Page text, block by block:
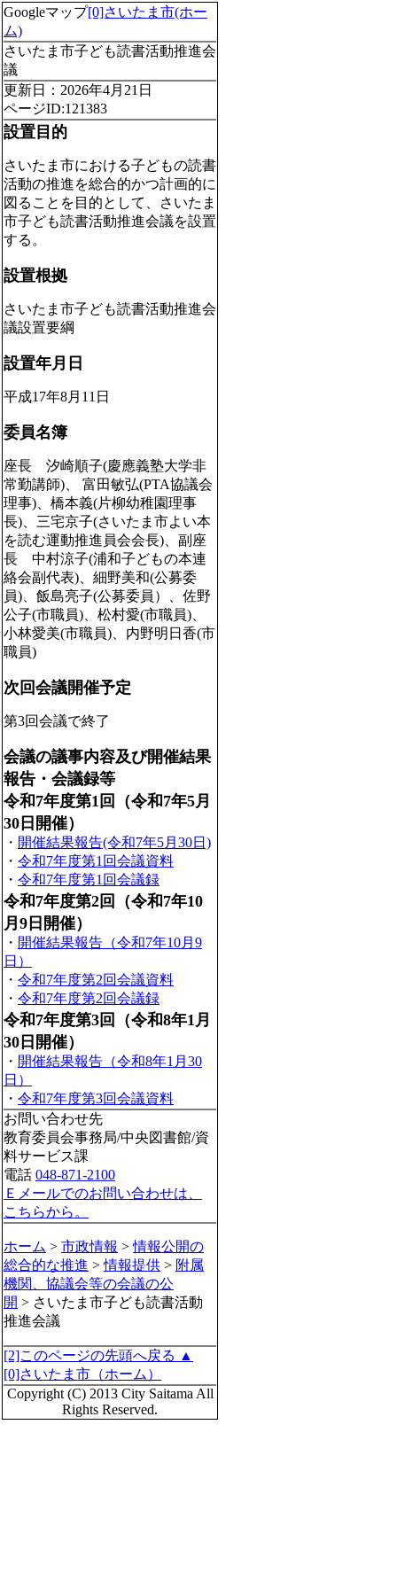
Googleマップ[0]さいたま市(ホー
ム)
さいたま市子ども読書活動推進会
議
更新日：2026年4月21日
ページID:121383
設置目的
さいたま市における子どもの読書
活動の推進を総合的かつ計画的に
図ることを目的として、さいたま
市子ども読書活動推進会議を設置
する。
設置根拠
さいたま市子ども読書活動推進会
議設置要綱
設置年月日
平成17年8月11日
委員名簿
座長 汐崎順子(慶應義塾大学非
常勤講師)、 富田敏弘(PTA協議会
理事)、橋本義(片柳幼稚園理事
長)、三宅京子(さいたま市よい本
を読む運動推進員会会長)、副座
長 中村涼子(浦和子どもの本連
絡会副代表)、細野美和(公募委
員)、飯島亮子(公募委員）、佐野
公子(市職員)、松村愛(市職員)、
小林愛美(市職員)、内野明日香(市
職員)
次回会議開催予定
第3回会議で終了
会議の議事内容及び開催結果
報告・会議録等
令和7年度第1回（令和7年5月
30日開催）
・ 開催結果報告(令和7年5月30日)
・ 令和7年度第1回会議資料
・ 令和7年度第1回会議録
令和7年度第2回（令和7年10
月9日開催）
・ 開催結果報告（令和7年10月9
日）
・ 令和7年度第2回会議資料
・ 令和7年度第2回会議録
令和7年度第3回（令和8年1月
30日開催）
・ 開催結果報告（令和8年1月30
日）
・ 令和7年度第3回会議資料
お問い合わせ先
教育委員会事務局/中央図書館/資
料サービス課
電話 048-871-2100
Ｅメールでのお問い合わせは、
こちらから。
ホーム > 市政情報 >情報公開の
総合的な推進 >情報提供 > 附属
機関、協議会等の会議の公
開 > さいたま市子ども読書活動
推進会議
[2]このページの先頭へ戻る ▲
[0]さいたま市（ホーム）
Copyright (C) 2013 City Saitama All
Rights Reserved.